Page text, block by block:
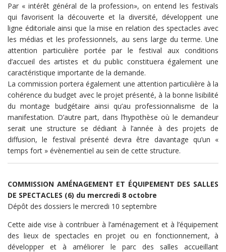
Par « intérêt général de la profession», on entend les festivals
qui favorisent la découverte et la diversité, développent une
ligne éditoriale ainsi que la mise en relation des spectacles avec
les médias et les professionnels, au sens large du terme. Une
attention particulière portée par le festival aux conditions
d’accueil des artistes et du public constituera également une
caractéristique importante de la demande.
La commission portera également une attention particulière à la
cohérence du budget avec le projet présenté, à la bonne lisibilité
du montage budgétaire ainsi qu’au professionnalisme de la
manifestation. D’autre part, dans l’hypothèse où le demandeur
serait une structure se dédiant à l’année à des projets de
diffusion, le festival présenté devra être davantage qu’un «
temps fort » évènementiel au sein de cette structure.
COMMISSION AMÉNAGEMENT ET ÉQUIPEMENT DES SALLES
DE SPECTACLES (6) du mercredi 8 octobre
Dépôt des dossiers le mercredi 10 septembre
Cette aide vise à contribuer à l’aménagement et à l’équipement
des lieux de spectacles en projet ou en fonctionnement, à
développer et à améliorer le parc des salles accueillant